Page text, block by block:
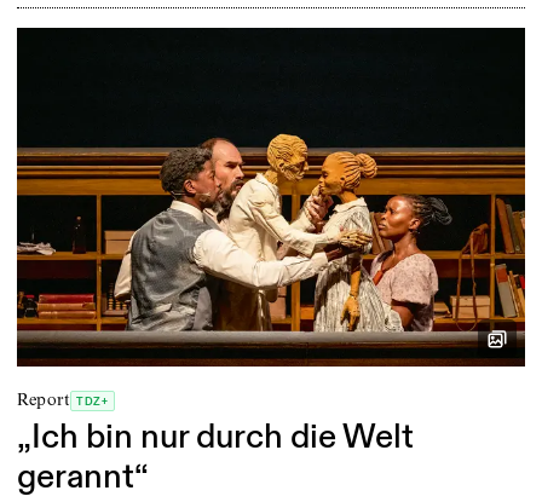
Report TDZ+
„Ich bin nur durch die Welt
gerannt“